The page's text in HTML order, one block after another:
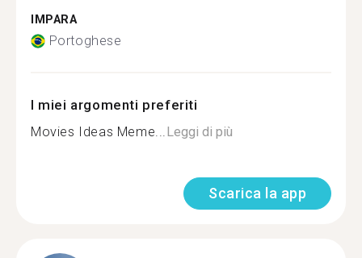
IMPARA
Portoghese
I miei argomenti preferiti
Movies Ideas Meme...Leggi di più
Scarica la app